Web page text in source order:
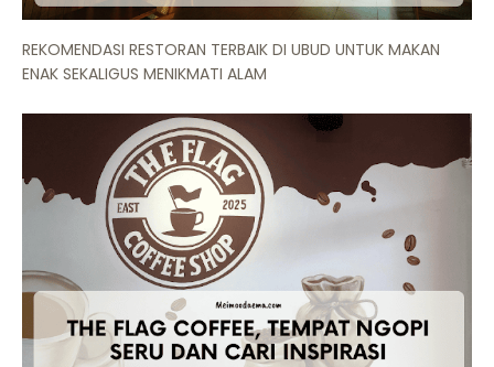
REKOMENDASI RESTORAN TERBAIK DI UBUD UNTUK MAKAN
ENAK SEKALIGUS MENIKMATI ALAM